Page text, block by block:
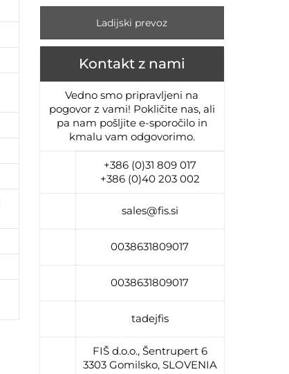
Ladijski prevoz
Kontakt z nami
Vedno smo pripravljeni na
pogovor z vami! Pokličite nas, ali
pa nam pošljite e-sporočilo in
kmalu vam odgovorimo.
+386 (0)31 809 017
+386 (0)40 203 002
sales@fis.si
0038631809017
0038631809017
tadejfis
FIŠ d.o.o., Šentrupert 6
3303 Gomilsko, SLOVENIA